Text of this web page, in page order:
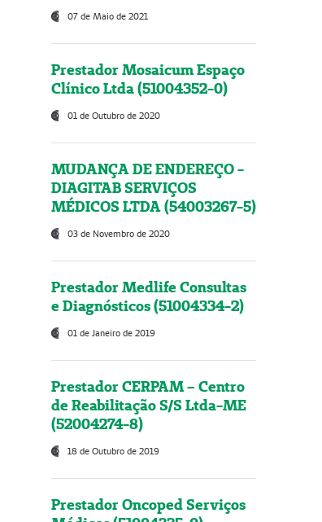
07 de Maio de 2021
Prestador Mosaicum Espaço
Clínico Ltda (51004352-0)
01 de Outubro de 2020
MUDANÇA DE ENDEREÇO -
DIAGITAB SERVIÇOS
MÉDICOS LTDA (54003267-5)
03 de Novembro de 2020
Prestador Medlife Consultas
e Diagnósticos (51004334-2)
01 de Janeiro de 2019
Prestador CERPAM – Centro
de Reabilitação S/S Ltda-ME
(52004274-8)
18 de Outubro de 2019
Prestador Oncoped Serviços